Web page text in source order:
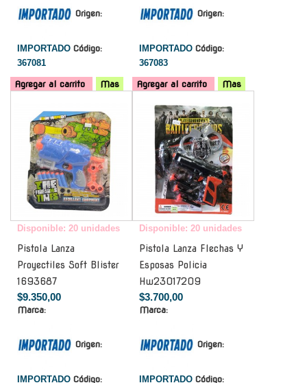
Origen:
IMPORTADO Código:
367081
Agregar al carrito Mas
Origen:
IMPORTADO Código:
367083
Agregar al carrito
Mas
Disponible: 20 unidades
Pistola Lanza
Proyectiles Soft Blister
1693687
$9.350,00
Marca:
Origen:
IMPORTADO Código:
Disponible: 20 unidades
Pistola Lanza Flechas Y
Esposas Policia
Hw23017209
$3.700,00
Marca:
Origen:
IMPORTADO Código: